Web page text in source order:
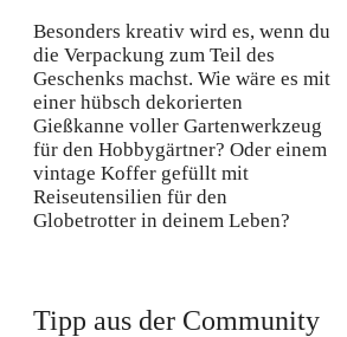
Besonders kreativ wird es, wenn du
die Verpackung zum Teil des
Geschenks machst. Wie wäre es mit
einer hübsch dekorierten
Gießkanne voller Gartenwerkzeug
für den Hobbygärtner? Oder einem
vintage Koffer gefüllt mit
Reiseutensilien für den
Globetrotter in deinem Leben?
Tipp aus der Community